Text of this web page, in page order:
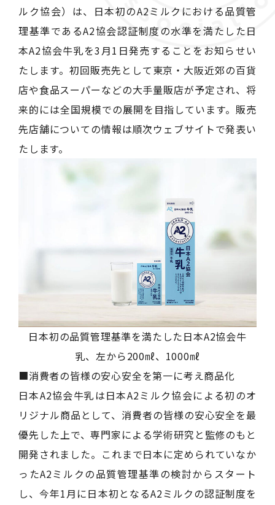
ルク協会）は、日本初のA2ミルクにおける品質管
理基準であるA2協会認証制度の水準を満たした日
本A2協会牛乳を3月1日発売することをお知らせい
たします。初回販売先として東京・大阪近郊の百貨
店や食品スーパーなどの大手量販店が予定され、将
来的には全国規模での展開を目指しています。販売
先店舗についての情報は順次ウェブサイトで発表い
たします。
日本初の品質管理基準を満たした日本A2協会牛
乳、左から200㎖、1000㎖
■消費者の皆様の安心安全を第一に考え商品化
日本A2協会牛乳は日本A2ミルク協会による初のオ
リジナル商品として、消費者の皆様の安心安全を最
優先した上で、専門家による学術研究と監修のもと
開発されました。これまで日本に定められていなか
ったA2ミルクの品質管理基準の検討からスタート
し、今年1月に日本初となるA2ミルクの認証制度を